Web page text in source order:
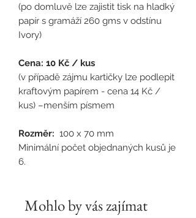
(po domluvě lze zajistit tisk na hladký
papír s gramáží 260 gms v odstínu
Ivory)
Cena: 10 Kč / kus
(v případě zájmu kartičky lze podlepit
kraftovým papírem - cena 14 Kč /
kus) –menším písmem
Rozměr: 100 x 70 mm
Minimální počet objednaných kusů je
6.
Mohlo by vás zajímat